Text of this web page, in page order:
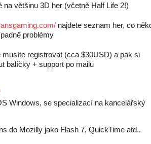
na většinu 3D her (včetně Half Life 2!)
najdete seznam her, co
problémy
musíte registrovat (cca $30USD) a pak si
balíčky + support po mailu
Windows, se specializací na kancelářský
do Mozilly jako Flash 7, QuickTime atd..